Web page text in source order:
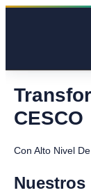
CESCO
Con Alto Nivel
Nuestros